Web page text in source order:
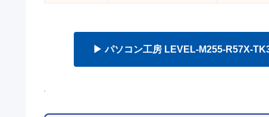
▶ パソコン工房 LEVEL-M255-R57X-